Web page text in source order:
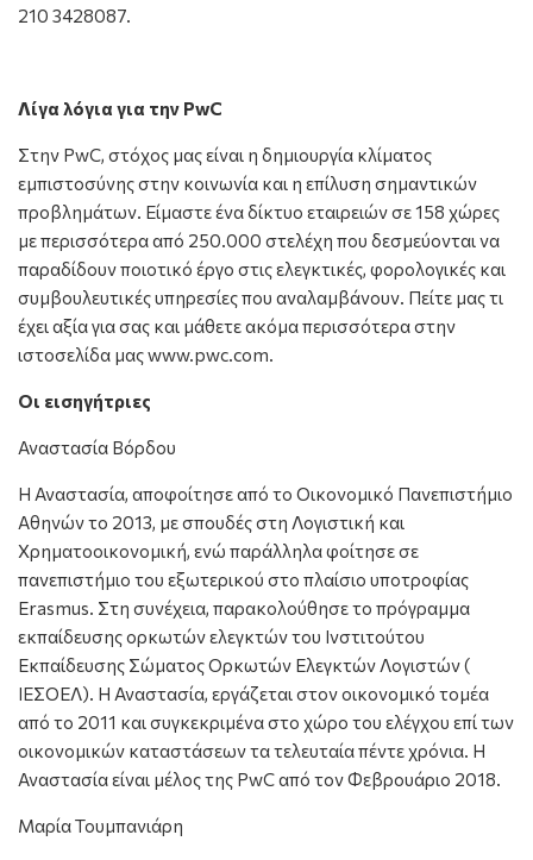
210 3428087.
Λίγα λόγια για την PwC
Στην PwC, στόχος μας είναι η δημιουργία κλίματος
εμπιστοσύνης στην κοινωνία και η επίλυση σημαντικών
προβλημάτων. Είμαστε ένα δίκτυο εταιρειών σε 158 χώρες
με περισσότερα από 250.000 στελέχη που δεσμεύονται να
παραδίδουν ποιοτικό έργο στις ελεγκτικές, φορολογικές και
συμβουλευτικές υπηρεσίες που αναλαμβάνουν. Πείτε μας τι
έχει αξία για σας και μάθετε ακόμα περισσότερα στην
ιστοσελίδα μας www.pwc.com.
Οι εισηγήτριες
Αναστασία Βόρδου
Η Αναστασία, αποφοίτησε από το Οικονομικό Πανεπιστήμιο
Αθηνών το 2013, με σπουδές στη Λογιστική και
Χρηματοοικονομική, ενώ παράλληλα φοίτησε σε
πανεπιστήμιο του εξωτερικού στο πλαίσιο υποτροφίας
Erasmus. Στη συνέχεια, παρακολούθησε το πρόγραμμα
εκπαίδευσης ορκωτών ελεγκτών του Ινστιτούτου
Εκπαίδευσης Σώματος Ορκωτών Ελεγκτών Λογιστών (
ΙΕΣΟΕΛ). Η Αναστασία, εργάζεται στον οικονομικό τομέα
από το 2011 και συγκεκριμένα στο χώρο του ελέγχου επί των
οικονομικών καταστάσεων τα τελευταία πέντε χρόνια. Η
Αναστασία είναι μέλος της PwC από τον Φεβρουάριο 2018.
Μαρία Τουμπανιάρη